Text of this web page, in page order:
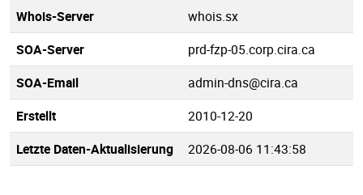
Whois-Server
whois.sx
SOA-Server
prd-fzp-05.corp.cira.ca
SOA-Email
admin-dns@cira.ca
Erstellt
2010-12-20
Letzte Daten-Aktualisierung
2026-08-06 11:43:58